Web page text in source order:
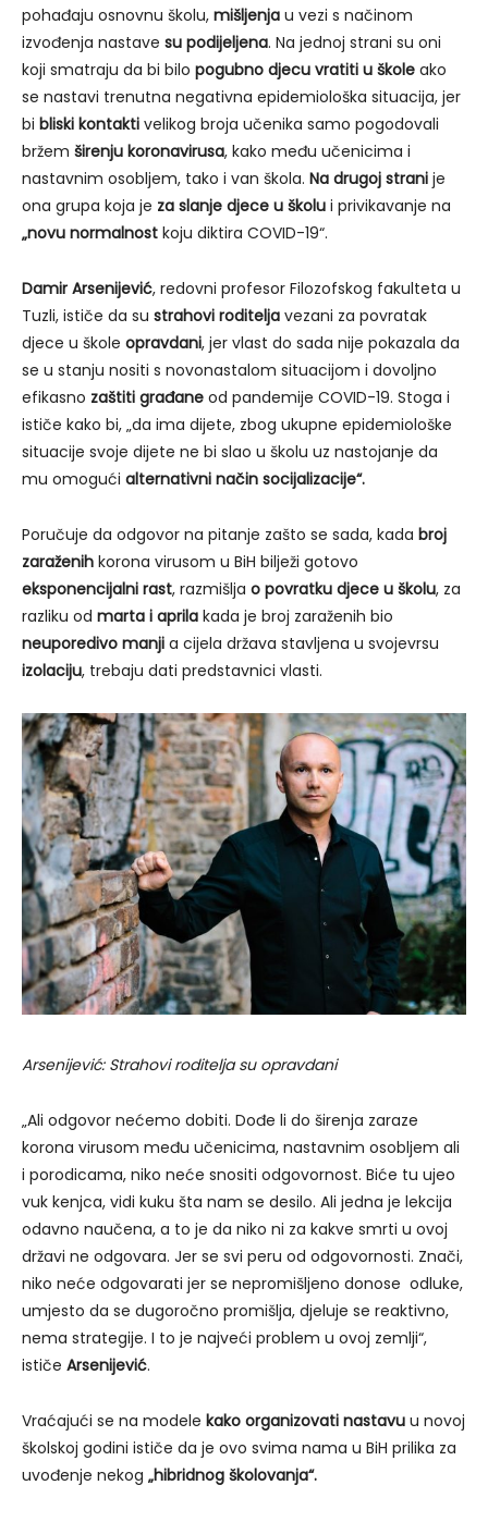
pohađaju osnovnu školu, mišljenja u vezi s načinom
izvođenja nastave su podijeljena. Na jednoj strani su oni
koji smatraju da bi bilo pogubno djecu vratiti u škole ako
se nastavi trenutna negativna epidemiološka situacija, jer
bi bliski kontakti velikog broja učenika samo pogodovali
bržem širenju koronavirusa, kako među učenicima i
nastavnim osobljem, tako i van škola. Na drugoj strani je
ona grupa koja je za slanje djece u školu i privikavanje na
„novu normalnost koju diktira COVID-19“.
Damir Arsenijević, redovni profesor Filozofskog fakulteta u
Tuzli, ističe da su strahovi roditelja vezani za povratak
djece u škole opravdani, jer vlast do sada nije pokazala da
se u stanju nositi s novonastalom situacijom i dovoljno
efikasno zaštiti građane od pandemije COVID-19. Stoga i
ističe kako bi, „da ima dijete, zbog ukupne epidemiološke
situacije svoje dijete ne bi slao u školu uz nastojanje da
mu omogući alternativni način socijalizacije“.
Poručuje da odgovor na pitanje zašto se sada, kada broj
zaraženih korona virusom u BiH bilježi gotovo
eksponencijalni rast, razmišlja o povratku djece u školu, za
razliku od marta i aprila kada je broj zaraženih bio
neuporedivo manji a cijela država stavljena u svojevrsu
izolaciju, trebaju dati predstavnici vlasti.
Arsenijević: Strahovi roditelja su opravdani
„Ali odgovor nećemo dobiti. Dođe li do širenja zaraze
korona virusom među učenicima, nastavnim osobljem ali
i porodicama, niko neće snositi odgovornost. Biće tu ujeo
vuk kenjca, vidi kuku šta nam se desilo. Ali jedna je lekcija
odavno naučena, a to je da niko ni za kakve smrti u ovoj
državi ne odgovara. Jer se svi peru od odgovornosti. Znači,
niko neće odgovarati jer se nepromišljeno donose odluke,
umjesto da se dugoročno promišlja, djeluje se reaktivno,
nema strategije. I to je najveći problem u ovoj zemlji“,
ističe Arsenijević.
Vraćajući se na modele kako organizovati nastavu u novoj
školskoj godini ističe da je ovo svima nama u BiH prilika za
uvođenje nekog „hibridnog školovanja“.